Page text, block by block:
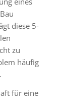
diese 5-
zu
häufig
für eine